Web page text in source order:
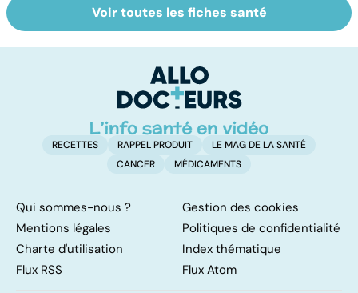
Les agrumes et
leurs bienfaits
Compléments
alimentaires :
dangereux ?
Voir toutes les fiches santé
RECETTES RAPPEL PRODUIT
LE MAG DE LA SANTÉ
CANCER
MÉDICAMENTS
Qui sommes-nous ?
Gestion des cookies
Mentions légales
Politiques de confidentialité
Charte d'utilisation
Index thématique
Flux RSS
Flux Atom